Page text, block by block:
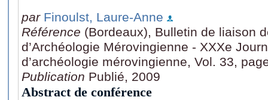
par Finoulst, Laure-Anne
Référence (Bordeaux), Bulletin de liaison
d’Archéologie Mérovingienne - XXXe
d’archéologie mérovingienne, Vol. 33,
Publication Publié, 2009
Abstract de conférence